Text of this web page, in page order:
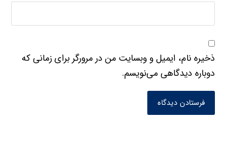
ذخیره نام، ایمیل و وبسایت من در مرورگر برای زمانی که
دوباره دیدگاهی می‌نویسم.
فرستادن دیدگاه